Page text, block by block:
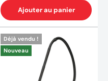
Ajouter au panier
Déjà vendu !
Nouveau